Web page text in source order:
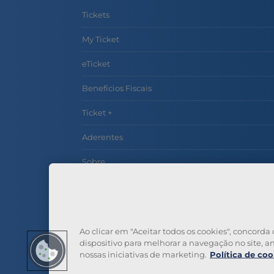
Tickets
My Ticket
eTicket
Benefícios Fiscais
Ticket +
Aderentes
Sobre
Ao clicar em "Aceitar todos os cookies",
dispositivo para melhorar a navegação no site,
nossas iniciativas de marketing. Política de